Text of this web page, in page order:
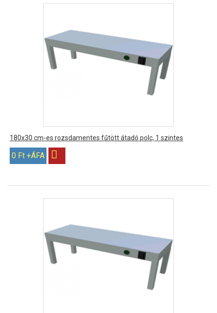
180x30 cm-es rozsdamentes fűtött átadó polc, 1 szintes
0 Ft +ÁFA